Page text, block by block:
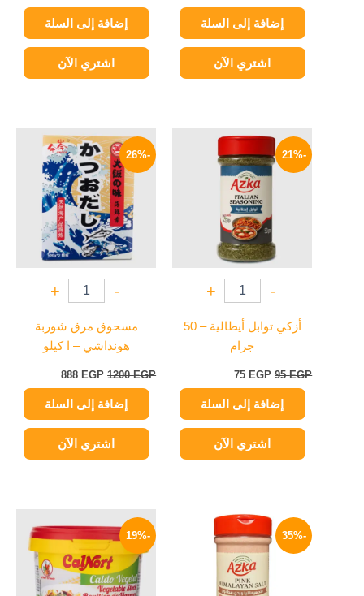
إضافة إلى السلة
اشتري الآن
إضافة إلى السلة
اشتري الآن
-21%
-
+
أزكي توابل أيطالية – 50
جرام
95EGP
السعر
هو:
95 EGP.
75 EGP
السعر
هو:
75 EGP.
إضافة إلى السلة
اشتري الآن
-26%
-
+
مسحوق مرق شوربة
هونداشي – ا كيلو
1200EGP
السعر
الأصلي
هو:
1200 EGP.
888 EGP
السعر
الحالي
هو:
888 EGP.
إضافة إلى السلة
اشتري الآن
-35%
السعر
الأصلي
هو:
75 EGP.
السعر
هو:
49 EGP.
-19%
الأصلي
هو:
130 EGP.
الحالي
هو:
105 EGP.